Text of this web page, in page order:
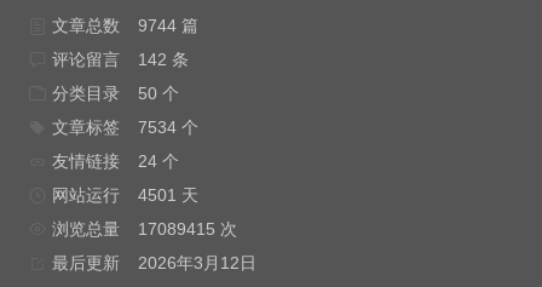
文章总数
9744 篇
评论留言
142 条
分类目录
50 个
文章标签
7534 个
友情链接
24 个
网站运行
4501 天
浏览总量
17089415 次
最后更新
2026年3月12日